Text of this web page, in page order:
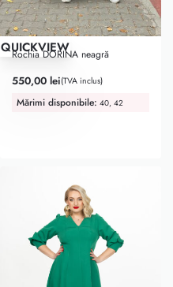
QUICKVIEW
Rochia DORINA neagră
550,00 lei(TVA inclus)
Mărimi disponibile: 40, 42